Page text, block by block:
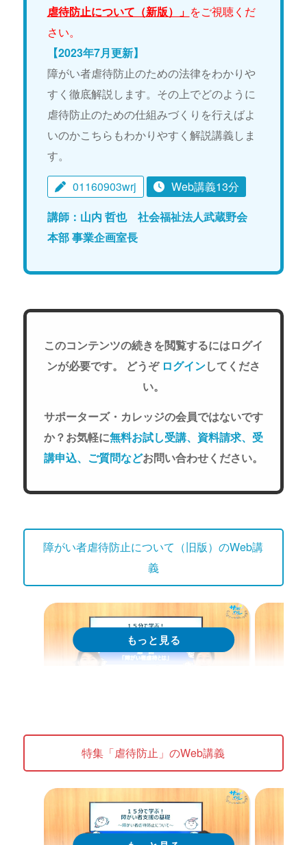
虐待防止について（新版）」 をご視聴くだ
さい。
【2023年7月更新】
障がい者虐待防止のための法律をわかりや
すく徹底解説します。その上でどのように
虐待防止のための仕組みづくりを行えばよ
いのかこちらもわかりやすく解説講義しま
す。
01160903wrj
Web講義13分
講師：山内 哲也 社会福祉法人武蔵野会
本部 事業企画室長
このコンテンツの続きを閲覧するにはログイ
ンが必要です。 どうぞ ログインしてくださ
い。
サポーターズ・カレッジの会員ではないです
か？お気軽に無料お試し受講、資料請求、受
講申込、ご質問などお問い合わせください。
障がい者虐待防止について（旧版）のWeb講
義
15分で学ぶ！障がい者支援の基礎｜
第1回「障害者虐待とは」
Web講義を視聴する
15分で
のか」
特集「虐待防止」のWeb講義